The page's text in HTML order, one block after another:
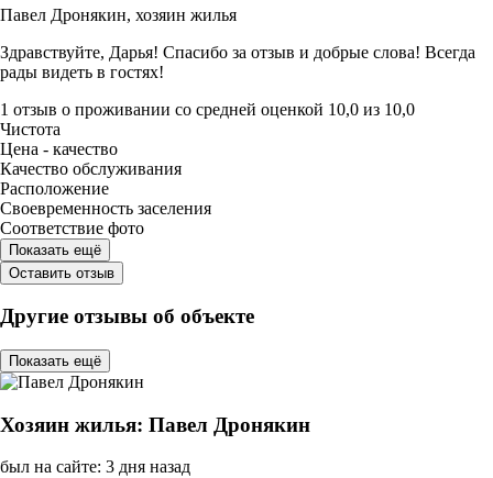
Павел Дронякин, хозяин жилья
Здравствуйте, Дарья! Спасибо за отзыв и добрые слова! Всегда
рады видеть в гостях!
1 отзыв о проживании со средней оценкой 10,0 из 10,0
Чистота
Цена - качество
Качество обслуживания
Расположение
Своевременность заселения
Соответствие фото
Показать ещё
Оставить отзыв
Другие отзывы об объекте
Показать ещё
Хозяин жилья: Павел Дронякин
был на сайте: 3 дня назад